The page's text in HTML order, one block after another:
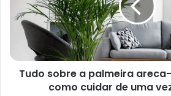
São esses e outros setores que
que devem fazer parte da sua
Isso porque, com uma criança tão
certeza você terá uma rotina cheia
melhor do que não ter que se
do dia a dia, hein?
Tudo sobre a palmeira
como cuidar de uma